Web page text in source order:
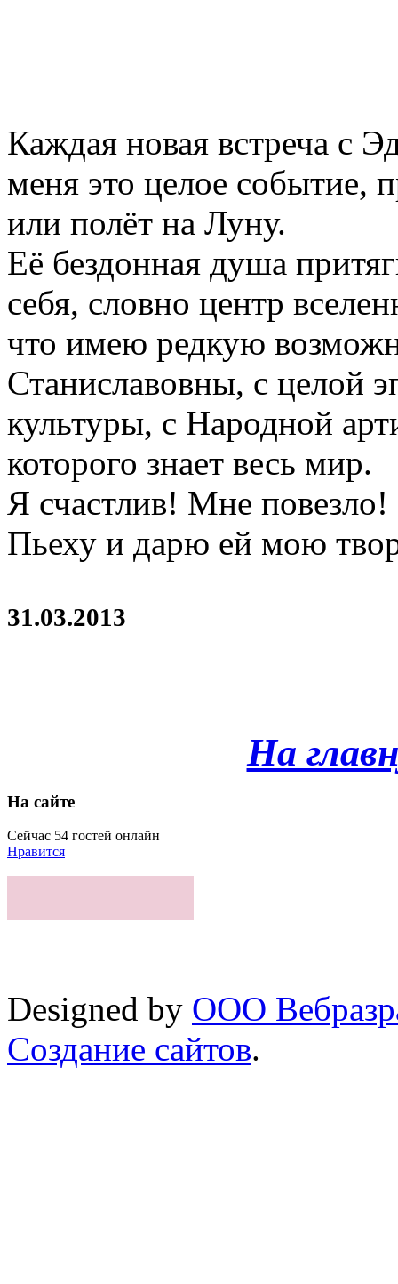
Каждая новая встреча с
меня это целое событие,
или полёт на Луну.
Её бездонная душа
себя, словно центр
что имею редкую
Станиславовны, с целой
культуры, с Народной
которого знает весь мир.
Я счастлив! Мне
Пьеху и дарю ей мою
31.03.2013
На
На сайте
Сейчас 54 гостей онлайн
Нравится
Designed by ООО
Создание сайтов.